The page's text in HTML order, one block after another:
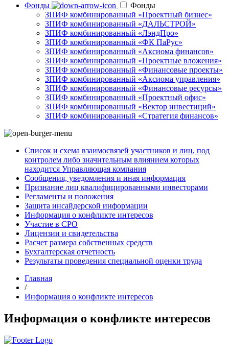
Фонды
Фонды
ЗПИФ комбинированный «Проектный бизнес»
ЗПИФ комбинированный «ДАЛЬСТРОЙ»
ЗПИФ комбинированный «ЛэндПро»
ЗПИФ комбинированный «ФК ПаРус»
ЗПИФ комбинированный «Аксиома финансов»
ЗПИФ комбинированный «Проектные вложения»
ЗПИФ комбинированный «Финансовые проекты»
ЗПИФ комбинированный «Аксиома управления»
ЗПИФ комбинированный «Финансовые ресурсы»
ЗПИФ комбинированный «Проектный офис»
ЗПИФ комбинированный «Вектор инвестиций»
ЗПИФ комбинированный «Стратегия финансов»
Список и схема взаимосвязей участников и лиц, под
контролем либо значительным влиянием которых
находится Управляющая компания
Сообщения, уведомления и иная информация
Признание лиц квалифицированными инвесторами
Регламенты и положения
Защита инсайдерской информации
Информация о конфликте интересов
Участие в СРО
Лицензии и свидетельства
Расчет размера собственных средств
Бухгалтерская отчетность
Результаты проведения специальной оценки труда
Главная
/
Информация о конфликте интересов
Информация о конфликте интересов